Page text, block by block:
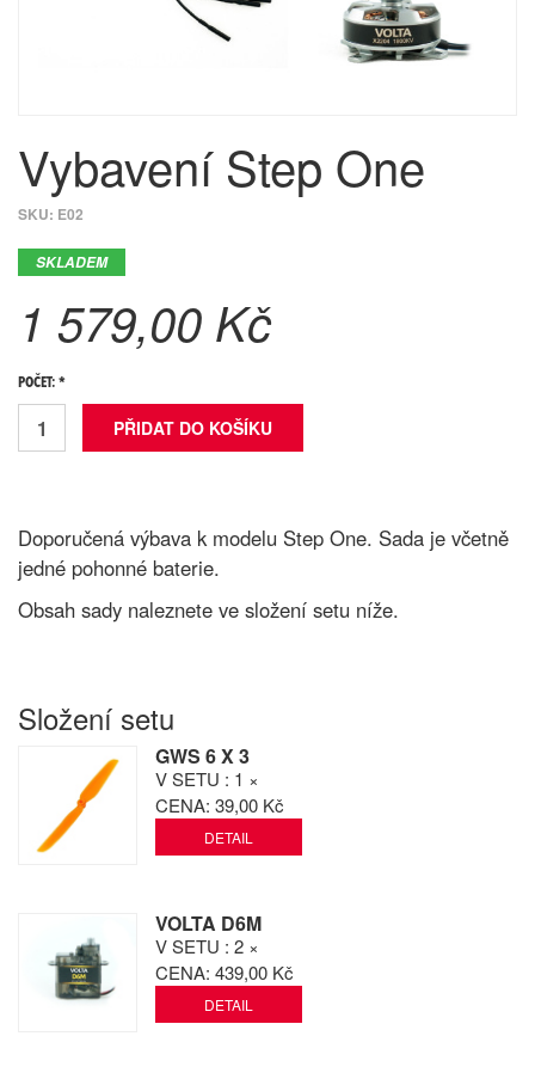
Vybavení Step One
SKU: E02
SKLADEM
1 579,00 Kč
POČET: *
Doporučená výbava k modelu Step One. Sada je včetně
jedné pohonné baterie.
Obsah sady naleznete ve složení setu níže.
Složení setu
GWS 6 X 3
V SETU : 1 ×
CENA: 39,00 Kč
DETAIL
VOLTA D6M
V SETU : 2 ×
CENA: 439,00 Kč
DETAIL